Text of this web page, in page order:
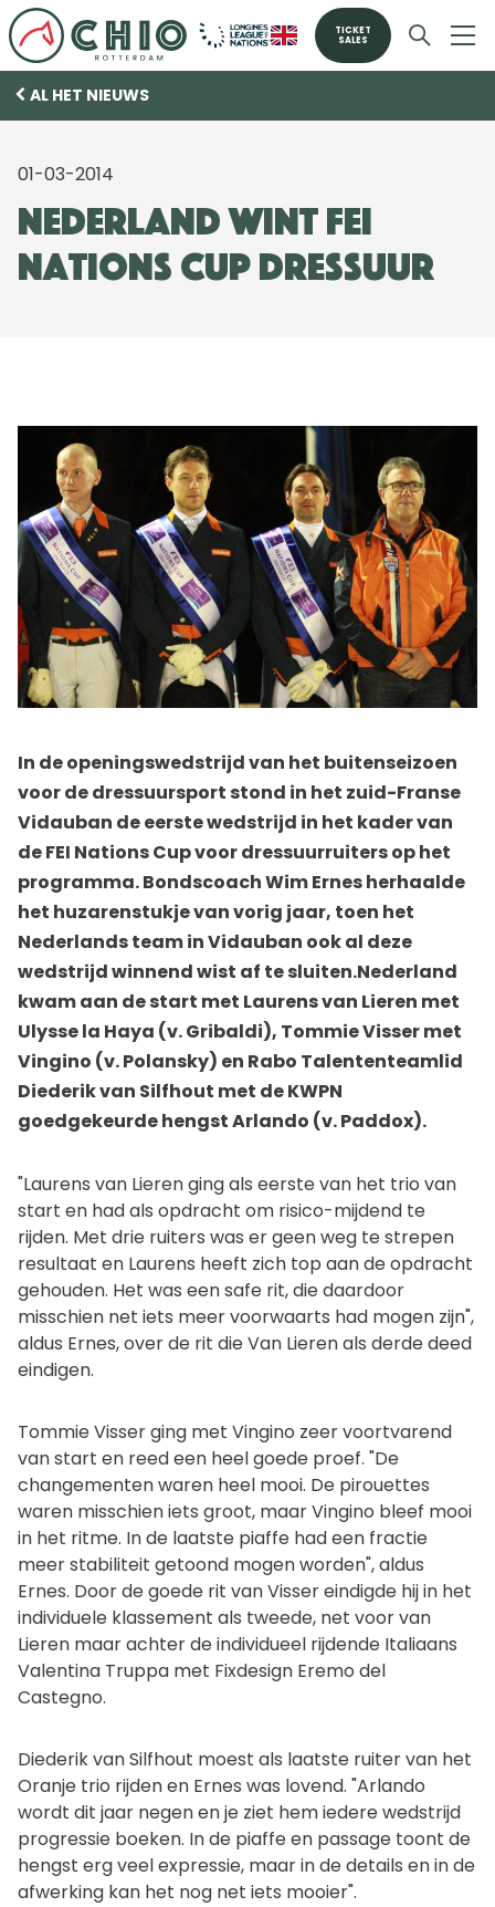
TICKET
SALES
AL HET NIEUWS
01-03-2014
Nederland wint FEI
Nations Cup dressuur
In de openingswedstrijd van het buitenseizoen
voor de dressuursport stond in het zuid-Franse
Vidauban de eerste wedstrijd in het kader van
de FEI Nations Cup voor dressuurruiters op het
programma. Bondscoach Wim Ernes herhaalde
het huzarenstukje van vorig jaar, toen het
Nederlands team in Vidauban ook al deze
wedstrijd winnend wist af te sluiten.Nederland
kwam aan de start met Laurens van Lieren met
Ulysse la Haya (v. Gribaldi), Tommie Visser met
Vingino (v. Polansky) en Rabo Talententeamlid
Diederik van Silfhout met de KWPN
goedgekeurde hengst Arlando (v. Paddox).
"Laurens van Lieren ging als eerste van het trio van
start en had als opdracht om risico-mijdend te
rijden. Met drie ruiters was er geen weg te strepen
resultaat en Laurens heeft zich top aan de opdracht
gehouden. Het was een safe rit, die daardoor
misschien net iets meer voorwaarts had mogen zijn",
aldus Ernes, over de rit die Van Lieren als derde deed
eindigen.
Tommie Visser ging met Vingino zeer voortvarend
van start en reed een heel goede proef. "De
changementen waren heel mooi. De pirouettes
waren misschien iets groot, maar Vingino bleef mooi
in het ritme. In de laatste piaffe had een fractie
meer stabiliteit getoond mogen worden", aldus
Ernes. Door de goede rit van Visser eindigde hij in het
individuele klassement als tweede, net voor van
Lieren maar achter de individueel rijdende Italiaans
Valentina Truppa met Fixdesign Eremo del
Castegno.
Diederik van Silfhout moest als laatste ruiter van het
Oranje trio rijden en Ernes was lovend. "Arlando
wordt dit jaar negen en je ziet hem iedere wedstrijd
progressie boeken. In de piaffe en passage toont de
hengst erg veel expressie, maar in de details en in de
afwerking kan het nog net iets mooier".